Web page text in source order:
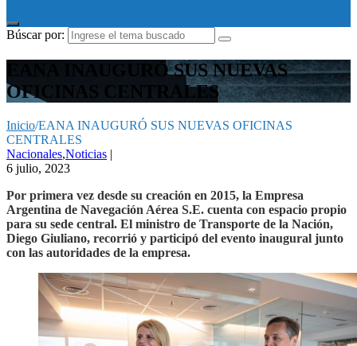
Búscar por:
EANA INAUGURÓ SUS NUEVAS
OFICINAS CENTRALES
Inicio/EANA INAUGURÓ SUS NUEVAS OFICINAS
CENTRALES
Nacionales,Noticias |
6 julio, 2023
Por primera vez desde su creación en 2015, la Empresa
Argentina de Navegación Aérea S.E. cuenta con espacio propio
para su sede central. El ministro de Transporte de la Nación,
Diego Giuliano, recorrió y participó del evento inaugural junto
con las autoridades de la empresa.